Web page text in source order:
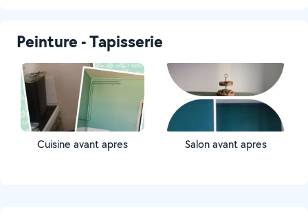
Peinture - Tapisserie
Cuisine avant apres Salon avant apres